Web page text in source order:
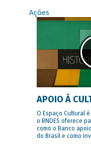
Ações
APOIO À
O Espaço Cultural
o BNDES oferece
como o Banco
do Brasil e como